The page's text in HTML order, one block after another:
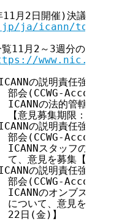
11月2日開催)決議概
ja/icann/topics/
11月2～3週分の更新
www.nic.ad.jp/
の説明責任強化に関
会(CCWG-
の法的管轄に関する
意見募集期限：2018年
の説明責任強化に関
会(CCWG-
スタッフの説明責任
意見を募集【意見募
の説明責任強化に関
会(CCWG-
のオンブズマン事
いて、意見を募集【
日(金)】